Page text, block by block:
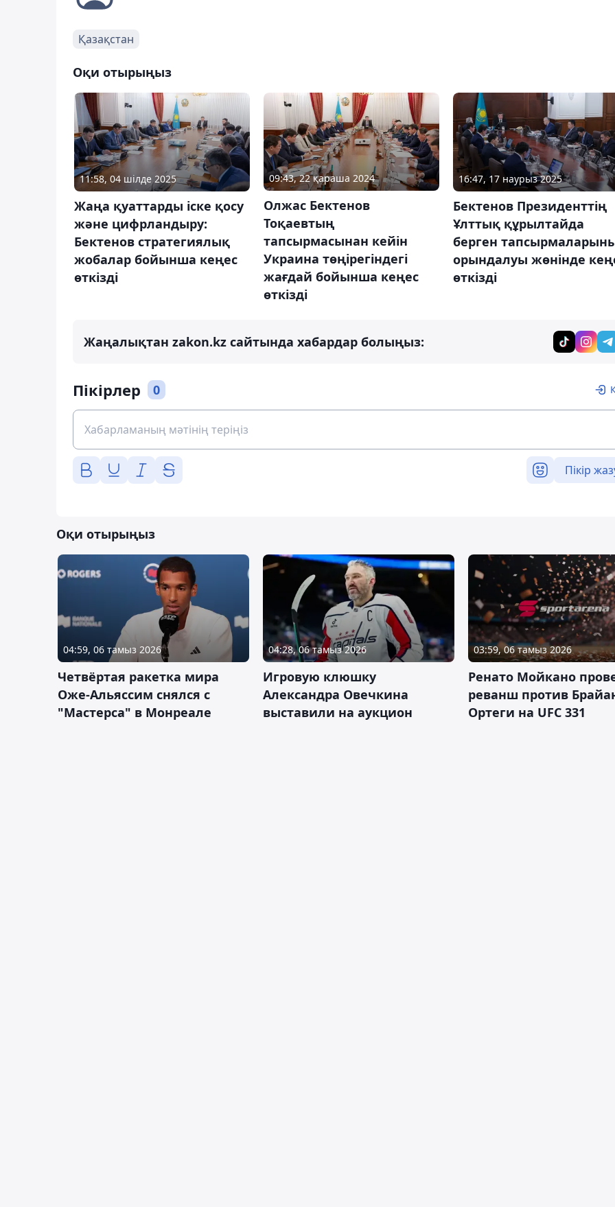
Қазақстан
Оқи отырыңыз
11:58, 04 шілде 2025
Жаңа қуаттарды іске қосу
және цифрландыру:
Бектенов стратегиялық
жобалар бойынша кеңес
өткізді
09:43, 22 қараша 2024
Олжас Бектенов
Тоқаевтың
тапсырмасынан кейін
Украина төңірегіндегі
жағдай бойынша кеңес
өткізді
16:47, 17 наурыз 2025
Бектенов Президенттің
Ұлттық құрылтайда
берген
орындалуы жөнінде
өткізді
Жаңалықтан zakon.kz сайтында хабардар болыңыз:
Пікірлер 0
Пікір
Оқи отырыңыз
04:59, 06 тамыз 2026
Четвёртая ракетка мира
Оже-Альяссим снялся с
"Мастерса" в Монреале
04:28, 06 тамыз 2026
Игровую клюшку
Александра Овечкина
выставили на аукцион
03:59, 06 тамыз 2026
Ренато Мойкано
реванш против
Ортеги на UFC 331